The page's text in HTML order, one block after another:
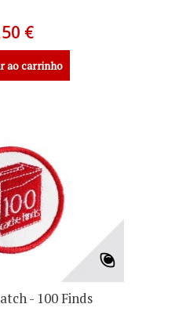
€
ao carrinho
- 100 Finds